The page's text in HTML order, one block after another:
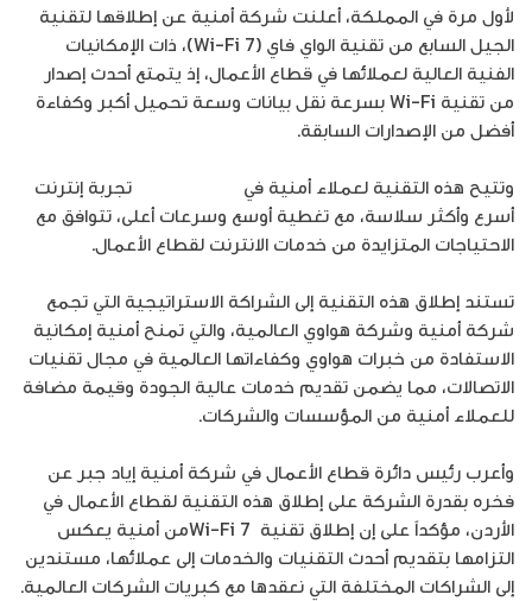
لأول مرة في المملكة، أعلنت شركة أمنية عن إطلاقها لتقنية
الجيل السابع من تقنية الواي فاي (Wi-Fi 7)، ذات الإمكانيات
الفنية العالية لعملائها في قطاع الأعمال، إذ يتمتع أحدث إصدار
من تقنية Wi-Fi بسرعة نقل بيانات وسعة تحميل أكبر وكفاءة
أفضل من الإصدارات السابقة.
وتتيح هذه التقنية لعملاء أمنية في
تجربة إنترنت
أسرع وأكثر سلاسة، مع تغطية أوسع وسرعات أعلى، تتوافق مع
الاحتياجات المتزايدة من خدمات الانترنت لقطاع الأعمال.
تستند إطلاق هذه التقنية إلى الشراكة الاستراتيجية التي تجمع
شركة أمنية وشركة هواوي العالمية، والتي تمنح أمنية إمكانية
الاستفادة من خبرات هواوي وكفاءاتها العالمية في مجال تقنيات
الاتصالات، مما يضمن تقديم خدمات عالية الجودة وقيمة مضافة
للعملاء أمنية من المؤسسات والشركات.
وأعرب رئيس دائرة قطاع الأعمال في شركة أمنية إياد جبر عن
فخره بقدرة الشركة على إطلاق هذه التقنية لقطاع الأعمال في
الأردن، مؤكداً على إن إطلاق تقنية Wi-Fi 7من أمنية يعكس
التزامها بتقديم أحدث التقنيات والخدمات إلى عملائها، مستندين
إلى الشراكات المختلفة التي نعقدها مع كبريات الشركات العالمية.